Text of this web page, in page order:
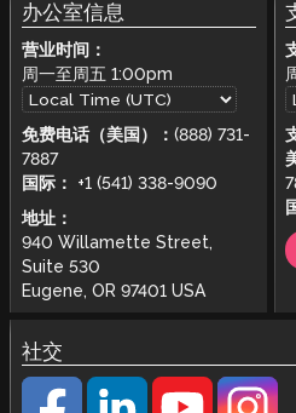
办公室信息
营业时间：
周一至周五 1:00pm
免费电话（美国）： (888) 731-
7887
国际：
+1 (541) 338-9090
地址：
940 Willamette Street,
Suite 530
Eugene, OR 97401 USA
社交